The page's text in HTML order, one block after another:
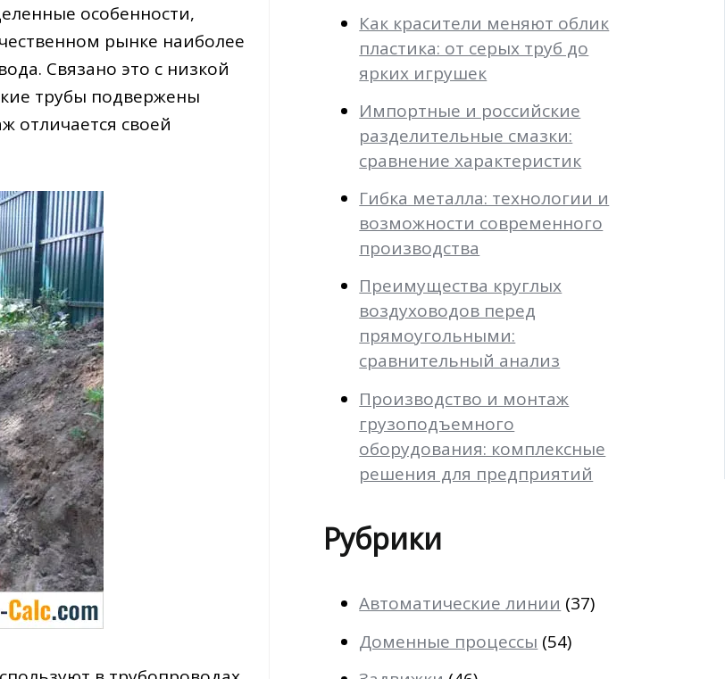
особенности,
рынке наиболее
Связано это с низкой
трубы подвержены
отличается своей
Как красители меняют облик
пластика: от серых труб до
ярких игрушек
Импортные и российские
разделительные смазки:
сравнение характеристик
Гибка металла: технологии и
возможности современного
производства
Преимущества круглых
воздуховодов перед
прямоугольными:
сравнительный анализ
Производство и монтаж
грузоподъемного
оборудования: комплексные
решения для предприятий
Рубрики
Автоматические линии (37)
Доменные процессы (54)